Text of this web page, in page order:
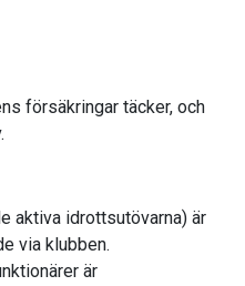
försäkringar täcker, och
aktiva idrottsutövarna) är
via klubben.
är